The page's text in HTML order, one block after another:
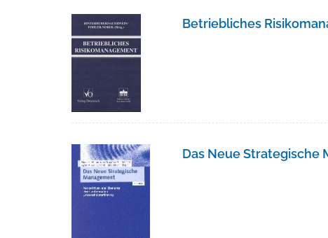
Betriebliches
Das Neue Strategische